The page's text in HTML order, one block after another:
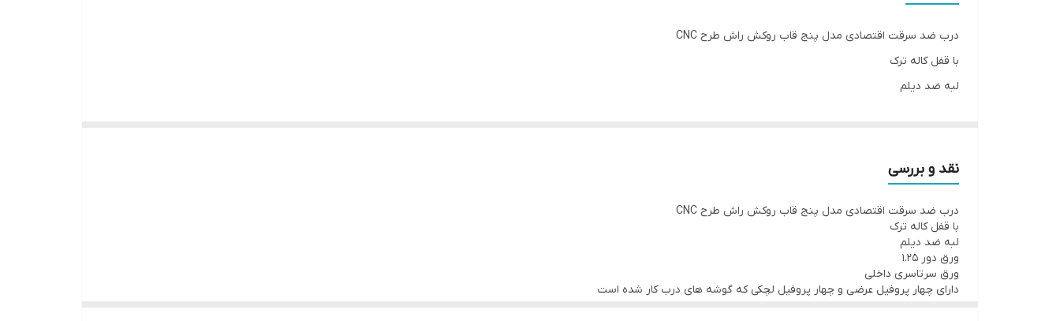
درب ضد سرقت اقتصادی مدل پنج قاب روکش راش طرح CNC
با قفل کاله ترک
لبه ضد دیلم
دارای چهار پروفیل عرضی و چهار پروفیل لچکی که گوشه های درب کار شده است
نقد و بررسی
درب ضد سرقت اقتصادی مدل پنج قاب روکش راش طرح CNC
با قفل کاله ترک
لبه ضد دیلم
ورق دور 1.25
ورق سرتاسری داخلی
دارای چهار پروفیل عرضی و چهار پروفیل لچکی که گوشه های درب کار شده است